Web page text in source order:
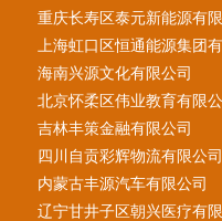
重庆长寿区泰元新能源有
上海虹口区恒通能源集团
海南兴源文化有限公司
北京怀柔区伟业教育有限公
吉林丰策金融有限公司
四川自贡彩辉物流有限公司
内蒙古丰源汽车有限公司
辽宁甘井子区朝兴医疗有